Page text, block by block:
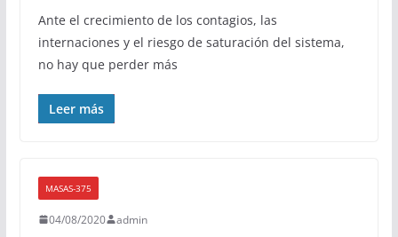
Ante el crecimiento de los contagios, las
internaciones y el riesgo de saturación del sistema,
no hay que perder más
Leer más
MASAS-375
04/08/2020 admin